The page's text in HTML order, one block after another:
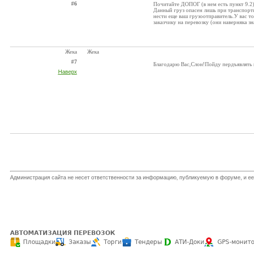
#6
Почитайте ДОПОГ (в нем есть пункт 9.2)
Данный груз опасен лишь при
нести еще ваш грузоотправитель.У вас
заказчику на перевозку (они наверняка
Жека
#7
Наверх
Жека
Благодарю Вас,Слон!Пойду пердъявлять
Администрация сайта не несет ответственности за информацию, публикуемую в форуме, и
АВТОМАТИЗАЦИЯ ПЕРЕВОЗОК
Площадки
Заказы Торги Тендеры АТИ-Доки GPS-